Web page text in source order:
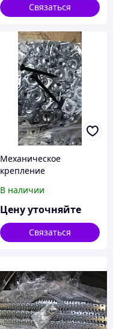
Связаться
Механическое
крепление
В наличии
Цену уточняйте
Связаться